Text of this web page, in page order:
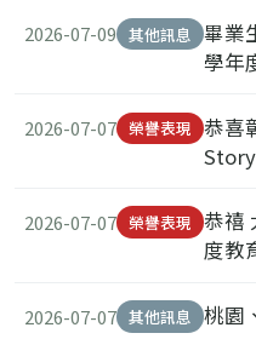
2026-07-09 其他訊息
畢業
學年
2026-07-07 榮譽表現
恭喜
2026-07-07 榮譽表現
恭禧
度教
2026-07-07 其他訊息 桃園